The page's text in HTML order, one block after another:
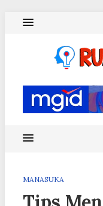
MANASUKA